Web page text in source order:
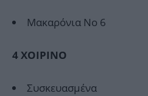
Μακαρόνια Νο 6
4 XOIPINO
Συσκευασμένα